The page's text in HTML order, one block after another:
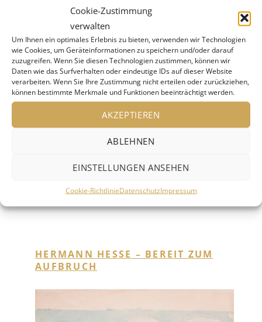
Cookie-Zustimmung
verwalten
Um Ihnen ein optimales Erlebnis zu bieten, verwenden wir Technologien
wie Cookies, um Geräteinformationen zu speichern und/oder darauf
zuzugreifen. Wenn Sie diesen Technologien zustimmen, können wir
Daten wie das Surfverhalten oder eindeutige IDs auf dieser Website
verarbeiten. Wenn Sie Ihre Zustimmung nicht erteilen oder zurückziehen,
können bestimmte Merkmale und Funktionen beeinträchtigt werden.
AKZEPTIEREN
ABLEHNEN
EINSTELLUNGEN ANSEHEN
Cookie-RichtlinieDatenschutzImpressum
9 Aug. 26
alle Veranstaltungen
LITERATUR und WORT
HERMANN HESSE – BEREIT ZUM